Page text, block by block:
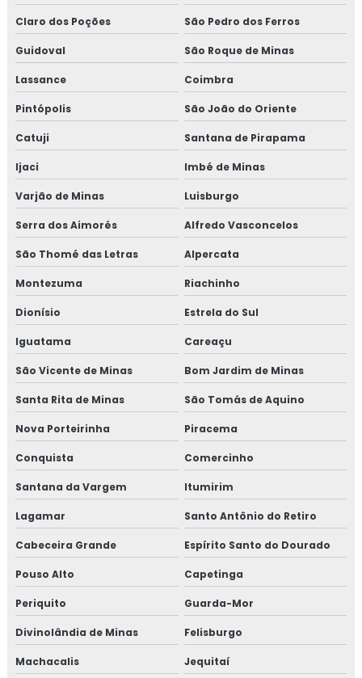
Claro dos Poções São Pedro dos Ferros
Guidoval São Roque de Minas
Lassance Coimbra
Pintópolis São João do Oriente
Catuji Santana de Pirapama
Ijaci Imbé de Minas
Varjão de Minas Luisburgo
Serra dos Aimorés Alfredo Vasconcelos
São Thomé das Letras Alpercata
Montezuma Riachinho
Dionísio Estrela do Sul
Iguatama Careaçu
São Vicente de Minas Bom Jardim de Minas
Santa Rita de Minas São Tomás de Aquino
Nova Porteirinha Piracema
Conquista Comercinho
Santana da Vargem Itumirim
Lagamar Santo Antônio do Retiro
Cabeceira Grande Espírito Santo do Dourado
Pouso Alto Capetinga
Periquito Guarda-Mor
Divinolândia de Minas Felisburgo
Machacalis Jequitaí